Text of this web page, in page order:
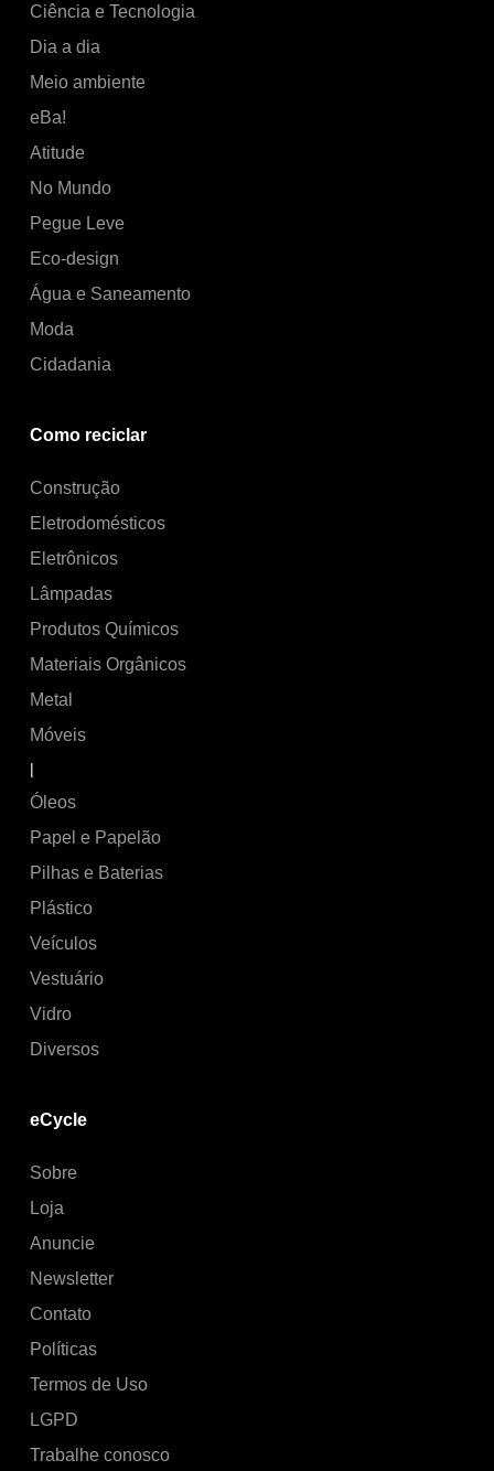
Ciência e Tecnologia
Dia a dia
Meio ambiente
eBa!
Atitude
No Mundo
Pegue Leve
Eco-design
Água e Saneamento
Moda
Cidadania
Como reciclar
Construção
Eletrodomésticos
Eletrônicos
Lâmpadas
Produtos Químicos
Materiais Orgânicos
Metal
Móveis
|
Óleos
Papel e Papelão
Pilhas e Baterias
Plástico
Veículos
Vestuário
Vidro
Diversos
eCycle
Sobre
Loja
Anuncie
Newsletter
Contato
Políticas
Termos de Uso
LGPD
Trabalhe conosco